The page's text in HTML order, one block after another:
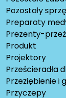
Pozostały
Preparaty
Prezenty-
Produkt
Projektory
Prześcieradła
Przeziębienie i
Przyczepy